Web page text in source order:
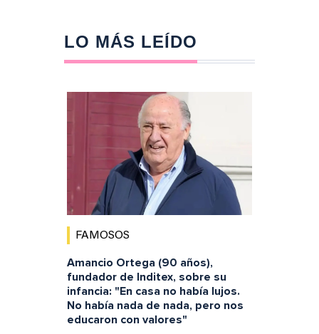
LO MÁS LEÍDO
FAMOSOS
Amancio Ortega (90 años),
fundador de Inditex, sobre su
infancia: "En casa no había lujos.
No había nada de nada, pero nos
educaron con valores"